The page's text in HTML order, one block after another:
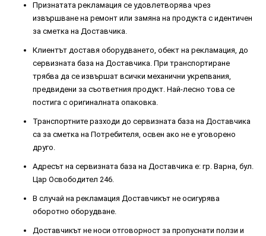
Признатата рекламация се удовлетворява чрез
извършване на ремонт или замяна на продукта с идентичен
за сметка на Доставчика.
Клиентът доставя оборудването, обект на рекламация, до
сервизната база на Доставчика. При транспортиране
трябва да се извършат всички механични укрепвания,
предвидени за съответния продукт. Най-лесно това се
постига с оригиналната опаковка.
Транспортните разходи до сервизната база на Доставчика
са за сметка на Потребителя, освен ако не е уговорено
друго.
Адресът на сервизната база на Доставчика е: гр. Варна, бул.
Цар Освободител 246.
В случай на рекламация Доставчикът не осигурява
оборотно оборудване.
Доставчикът не носи отговорност за пропуснати ползи и